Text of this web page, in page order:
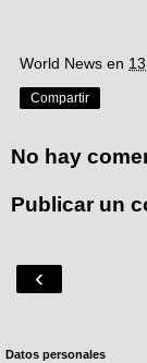
World News en
Compartir
No hay
Publicar un
‹
Datos personales